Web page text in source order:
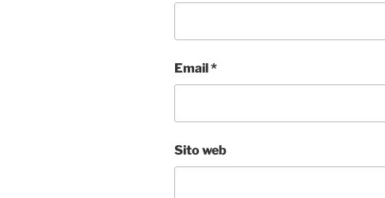
Email*
Sito web